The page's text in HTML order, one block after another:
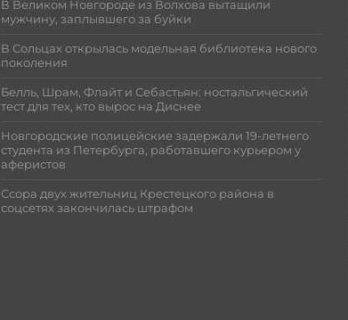
В Великом Новгороде из Волхова вытащили
мужчину, заплывшего за буйки
В Сольцах открылась модельная библиотека нового
поколения
Белль, Шрам, Флайт и Себастьян: ностальгический
тест для тех, кто вырос на Диснее
Новгородские полицейские задержали 19-летнего
студента из Петербурга, работавшего курьером у
аферистов
Ссора двух жительниц Крестецкого района в
соцсетях закончилась штрафом